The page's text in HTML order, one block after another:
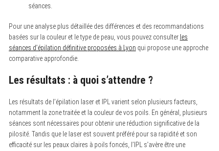
séances.
Pour une analyse plus détaillée des différences et des recommandations
basées sur la couleur et le type de peau, vous pouvez consulter les
séances d’épilation définitive proposées à Lyon qui propose une approche
comparative approfondie.
Les résultats : à quoi s’attendre ?
Les résultats de l’épilation laser et IPL varient selon plusieurs facteurs,
notamment la zone traitée et la couleur de vos poils. En général, plusieurs
séances sont nécessaires pour obtenir une réduction significative de la
pilosité. Tandis que le laser est souvent préféré pour sa rapidité et son
efficacité sur les peaux claires à poils foncés, l’IPL s’avère être une
r
h
o
r